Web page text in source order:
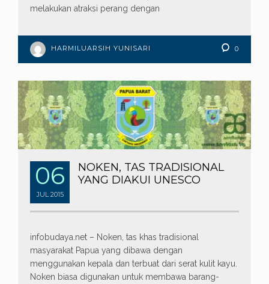
melakukan atraksi perang dengan
HARMILUARSIH YUNISARI 0
06
JUL 2015
NOKEN, TAS TRADISIONAL
YANG DIAKUI UNESCO
infobudaya.net – Noken, tas khas tradisional
masyarakat Papua yang dibawa dengan
menggunakan kepala dan terbuat dari serat kulit kayu.
Noken biasa digunakan untuk membawa barang-